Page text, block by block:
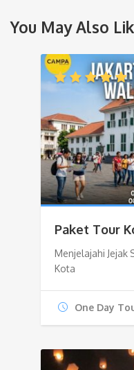
You May Also
Paket Tour
Menjelajahi Jejak
Kota
One Day